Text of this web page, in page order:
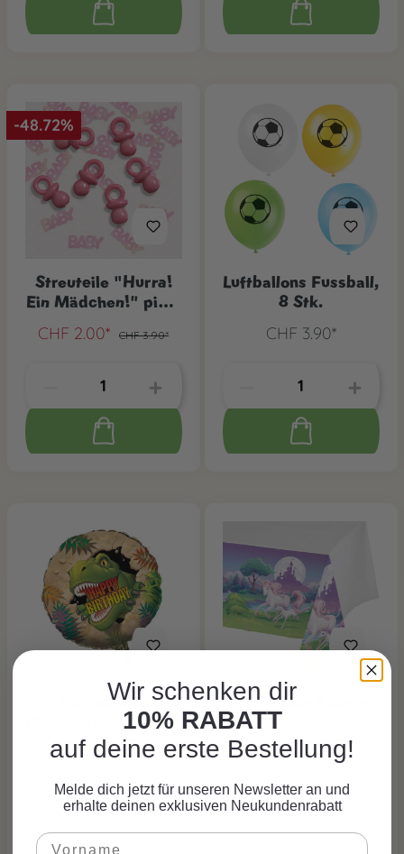
-48.72%
Streuteile "Hurra!
Ein Mädchen!" pink,
CHF 2.00* CHF 3.90*
Luftballons Fussball,
8 Stk.
CHF 3.90*
Folienballon
Dinosaurier Alarm, 1
Stk.
CHF 4.05*
Tischdecke Einhorn
CHF 7.90*
Wir schenken dir
10% RABATT
auf deine erste Bestellung!
Melde dich jetzt für unseren Newsletter an und
erhalte deinen exklusiven Neukundenrabatt